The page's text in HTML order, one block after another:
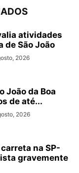
atividades
de São João
2026
João da Boa
de até...
2026
na SP-
gravemente